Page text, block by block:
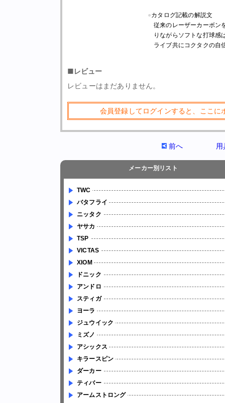
●カタログ記載の解説文
従来のレーザーカーボン
りながらソフトな打球感
ライブ共にコクタクの自
■レビュー
レビューはまだありません。
会員登録してログインすると、ここ
前へ
メーカー別リスト
TWC
バタフライ
ニッタク
ヤサカ
TSP
VICTAS
XIOM
ドニック
アンドロ
スティガ
ヨーラ
ジュウイック
ミズノ
アシックス
キラースピン
ダーカー
ティバー
アームストロング